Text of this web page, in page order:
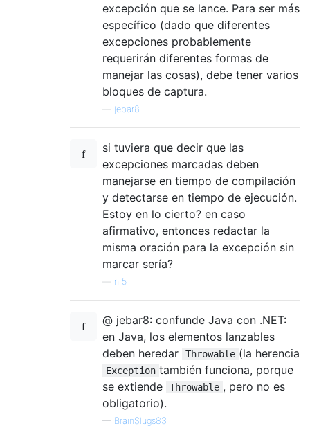
excepción que se lance. Para ser más
específico (dado que diferentes
excepciones probablemente
requerirán diferentes formas de
manejar las cosas), debe tener varios
bloques de captura.
jebar8
si tuviera que decir que las
excepciones marcadas deben
manejarse en tiempo de compilación
y detectarse en tiempo de ejecución.
Estoy en lo cierto? en caso
afirmativo, entonces redactar la
misma oración para la excepción sin
marcar sería?
nr5
@ jebar8: confunde Java con .NET:
en Java, los elementos lanzables
deben heredar
Throwable (la herencia
Exception también funciona, porque
se extiende
Throwable , pero no es
obligatorio).
— BrainSlugs83